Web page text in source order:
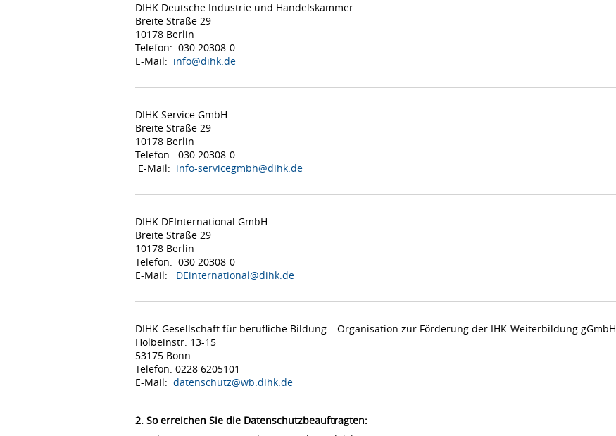
DIHK Deutsche Industrie und Handelskammer
Breite Straße 29
10178 Berlin
Telefon: 030 20308-0
E-Mail: info@dihk.de
DIHK Service GmbH
Breite Straße 29
10178 Berlin
Telefon: 030 20308-0
E-Mail: info-servicegmbh@dihk.de
DIHK DEInternational GmbH
Breite Straße 29
10178 Berlin
Telefon: 030 20308-0
E-Mail: DEinternational@dihk.de
DIHK-Gesellschaft für berufliche Bildung – Organisation zur Förderung der IHK-Weiterbildung gGmbH
Holbeinstr. 13-15
53175 Bonn
Telefon: 0228 6205101
E-Mail: datenschutz@wb.dihk.de
2. So erreichen Sie die Datenschutzbeauftragten: